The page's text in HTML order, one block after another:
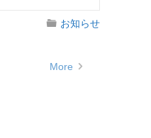
お知らせ
More